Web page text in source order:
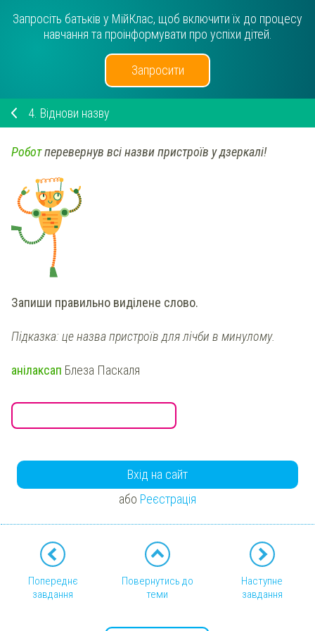
Запросіть батьків у МійКлас, щоб включити їх до процесу
навчання та проінформувати про успіхи дітей.
Запросити
4. Віднови назву
Роботперевернув всі назви пристроїв у дзеркалі!
Запиши правильно виділене слово.
Підказка: це назва пристроїв для лічби в минулому.
анілаксап Блеза Паскаля
Вхід на сайт
або Реєстрація
Попереднє
завдання
Повернутись до
теми
Наступне
завдання